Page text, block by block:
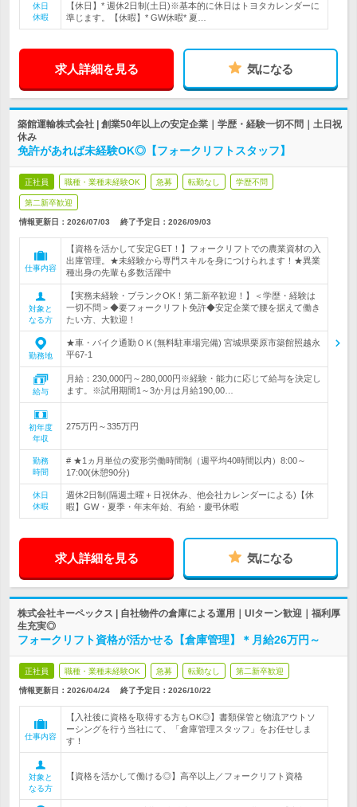
休日
休暇
【休日】* 週休2日制(土日)※基本的に休日はトヨタカレンダーに
準じます。【休暇】* GW休暇* 夏…
求人詳細を見る 気になる
築館運輸株式会社 | 創業50年以上の安定企業｜学歴・経験一切不問｜土日祝
休み
免許があれば未経験OK◎【フォークリフトスタッフ】
正社員 職種・業種未経験OK 急募 転勤なし 学歴不問
第二新卒歓迎
情報更新日：2026/07/03 終了予定日： 2026/09/03
仕事内容
【資格を活かして安定GET！】フォークリフトでの農業資材の入
出庫管理。★未経験から専門スキルを身につけられます！★異業
種出身の先輩も多数活躍中
対象と
なる方
【実務未経験・ブランクOK！第二新卒歓迎！】＜学歴・経験は
一切不問＞◆要フォークリフト免許◆安定企業で腰を据えて働き
たい方、大歓迎！
勤務地
★車・バイク通勤ＯＫ(無料駐車場完備) 宮城県栗原市築館照越永
平67-1
給与
月給：230,000円～280,000円※経験・能力に応じて給与を決定し
ます。※試用期間1～3か月は月給190,00…
初年度
年収
275万円～335万円
勤務
時間
# ★1ヵ月単位の変形労働時間制（週平均40時間以内）8:00～
17:00(休憩90分)
休日
休暇
週休2日制(隔週土曜＋日祝休み、他会社カレンダーによる)【休
暇】GW・夏季・年末年始、有給・慶弔休暇
求人詳細を見る 気になる
株式会社キーペックス | 自社物件の倉庫による運用｜UIターン歓迎｜福利厚
生充実◎
フォークリフト資格が活かせる【倉庫管理】＊月給26万円～
正社員 職種・業種未経験OK 急募 転勤なし 第二新卒歓迎
情報更新日：2026/04/24 終了予定日： 2026/10/22
仕事内容
【入社後に資格を取得する方もOK◎】書類保管と物流アウトソ
ーシングを行う当社にて、「倉庫管理スタッフ」をお任せしま
す！
対象と
なる方
【資格を活かして働ける◎】高卒以上／フォークリフト資格